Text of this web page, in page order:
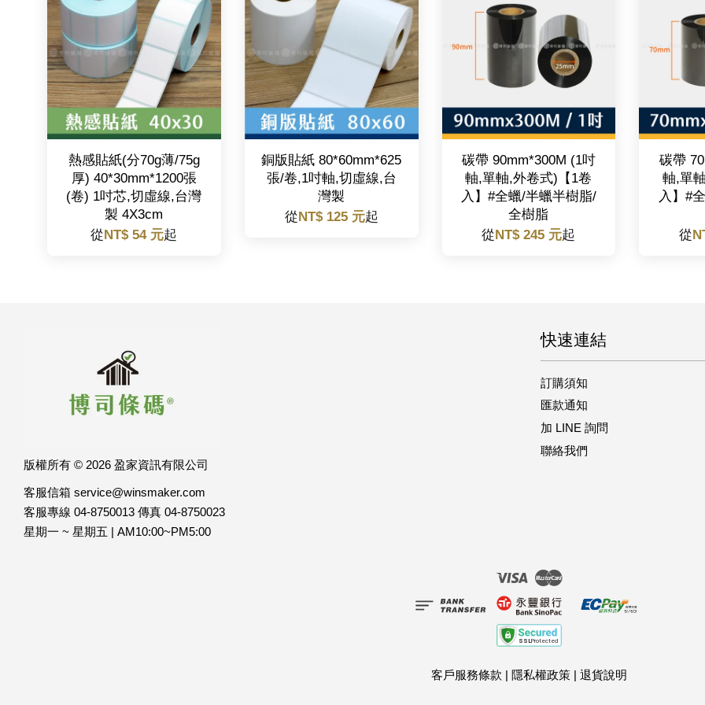
熱感貼紙(分70g薄/75g
厚) 40*30mm*1200張
(卷) 1吋芯,切虛線,台灣
製 4X3cm
從NT$ 54 元起
銅版貼紙 80*60mm*625
張/卷,1吋軸,切虛線,台
灣製
從NT$ 125 元起
碳帶 90mm*300M (1吋
軸,單軸,外卷式)【1卷
入】#全蠟/半蠟半樹脂/
全樹脂
從NT$ 245 元起
碳帶
軸,單
入】#
從
版權所有 © 2026 盈家資訊有限公司
快速連結
訂購須知
匯款通知
加 LINE 詢問
聯絡我們
客服信箱 service@winsmaker.com
客服專線 04-8750013 傳真 04-8750023
星期一 ~ 星期五 | AM10:00~PM5:00
Visa Master
客戶服務條款 | 隱私權政策| 退貨說明